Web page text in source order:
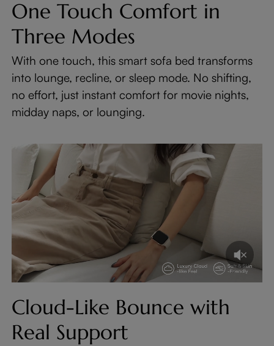
One Touch Comfort in
Three Modes
With one touch, this smart sofa bed transforms
into lounge, recline, or sleep mode. No shifting,
no effort, just instant comfort for movie nights,
midday naps, or lounging.
Cloud-Like Bounce with
Real Support